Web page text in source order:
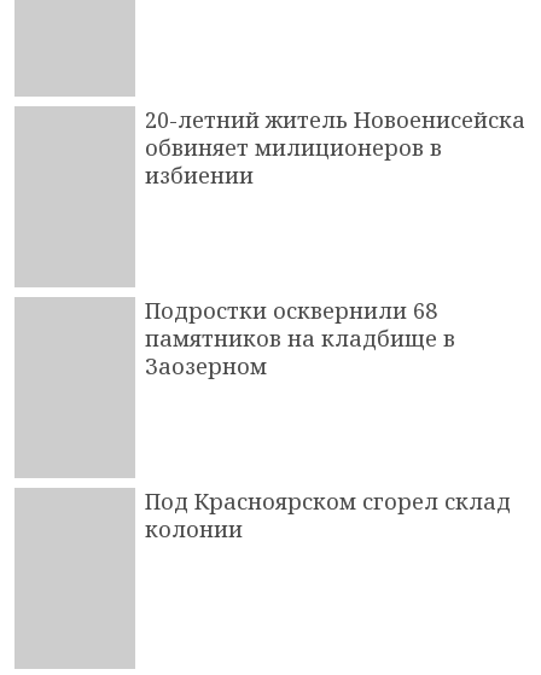
20-летний житель Новоенисейска
обвиняет милиционеров в
избиении
Подростки осквернили 68
памятников на кладбище в
Заозерном
Под Красноярском сгорел склад
колонии